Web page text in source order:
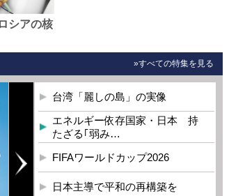
シアの核
»すべての特集を見る
台湾「麗しの島」の実像
エネルギー依存国家・日本 持
たざる｢弱み…
FIFAワールドカップ2026
日本主導で平和の再構築を